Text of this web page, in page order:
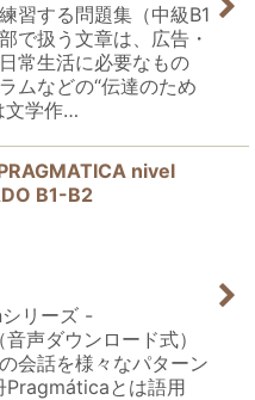
習する問題集（中級B1
で扱う文章は、広告・
常生活に必要なもの
ムなどの“伝達のため
文学作…
nivel
B1-B2
リーズ -
声ダウンロード式）
会話を様々なパターン
Pragmáticaとは語用